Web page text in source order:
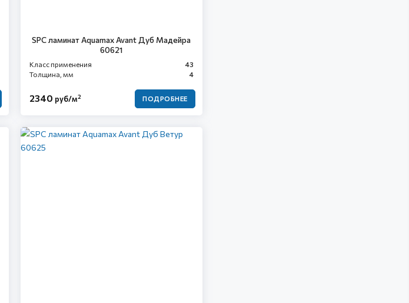
SPC ламинат Aquamax Avant Дуб Мадейра
60621
Класс применения
43
Толщина, мм
4
2340 руб/м2 ПОДРОБНЕЕ